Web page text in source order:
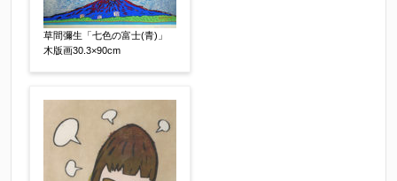
同意する 【必須】
↑ 同意頂けましたらチェックを入れてくださ
い。
※データはSSL(Secure Sockets Layer)通信によ
草間彌生「七色の富士(青)」
木版画30.3×90cm